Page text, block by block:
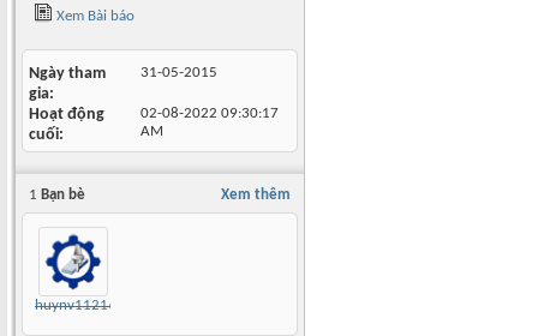
Xem Bài báo
Ngày tham
gia
31-05-2015
Hoạt động
cuối
02-08-2022 09:30:17
AM
Xem thêm
1 Bạn bè
huynv1121@gmail.com